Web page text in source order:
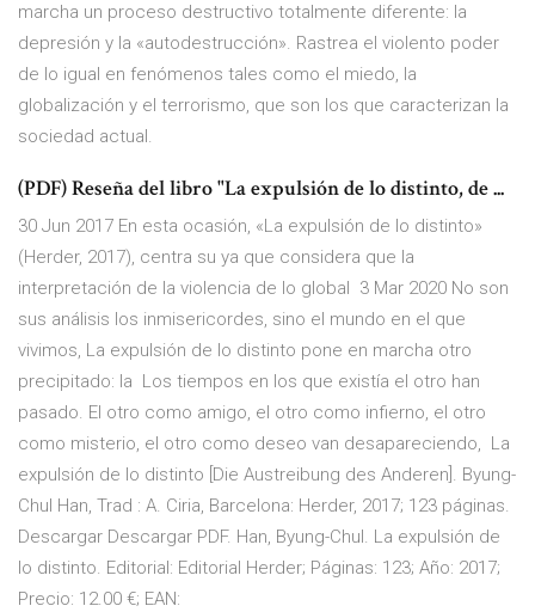
marcha un proceso destructivo totalmente diferente: la
depresión y la «autodestrucción». Rastrea el violento poder
de lo igual en fenómenos tales como el miedo, la
globalización y el terrorismo, que son los que caracterizan la
sociedad actual.
(PDF) Reseña del libro "La expulsión de lo distinto, de ...
30 Jun 2017 En esta ocasión, «La expulsión de lo distinto»
(Herder, 2017), centra su ya que considera que la
interpretación de la violencia de lo global 3 Mar 2020 No son
sus análisis los inmisericordes, sino el mundo en el que
vivimos, La expulsión de lo distinto pone en marcha otro
precipitado: la Los tiempos en los que existía el otro han
pasado. El otro como amigo, el otro como infierno, el otro
como misterio, el otro como deseo van desapareciendo, La
expulsión de lo distinto [Die Austreibung des Anderen]. Byung-
Chul Han, Trad : A. Ciria, Barcelona: Herder, 2017; 123 páginas.
Descargar Descargar PDF. Han, Byung-Chul. La expulsión de
lo distinto. Editorial: Editorial Herder; Páginas: 123; Año: 2017;
Precio: 12.00 €; EAN: